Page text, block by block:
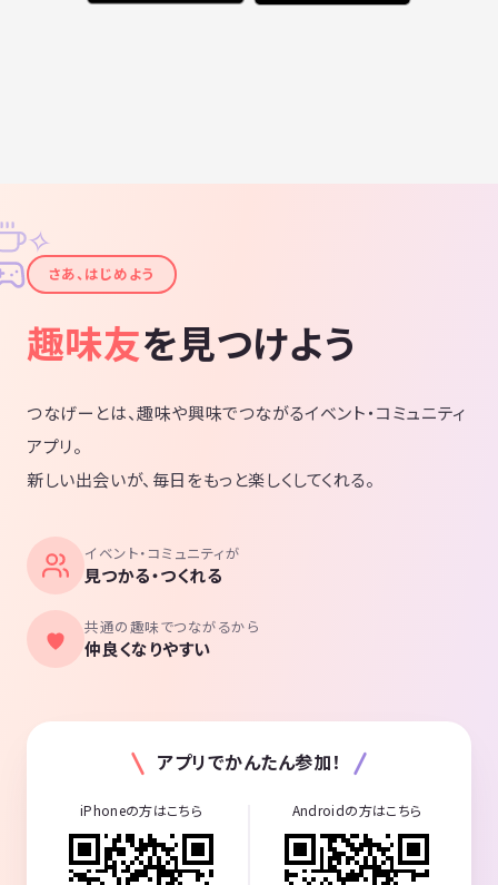
✦
✧
さあ、はじめよう
趣味友を見つけよう
つなげーとは、趣味や興味でつながるイベント・コミュニティ
アプリ。
新しい出会いが、毎日をもっと楽しくしてくれる。
イベント・コミュニティが
見つかる・つくれる
共通の趣味でつながるから
仲良くなりやすい
アプリでかんたん参加！
iPhoneの方はこちら Androidの方はこちら